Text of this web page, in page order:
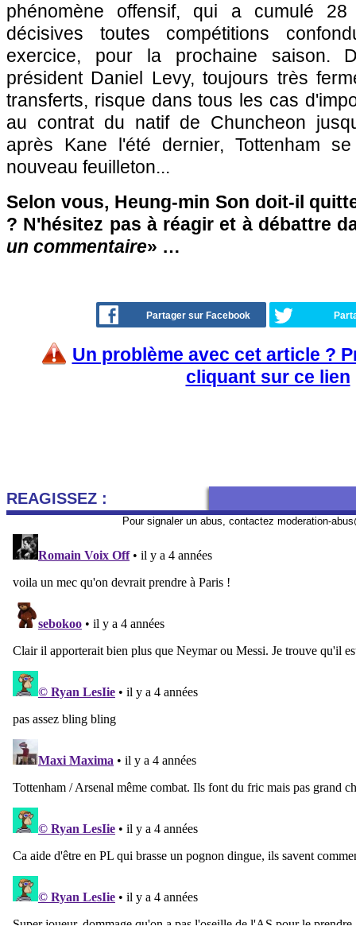
phénomène offensif, qui a cumulé
décisives toutes compétitions
exercice, pour la prochaine saison.
président Daniel Levy, toujours très
transferts, risque dans tous les cas
au contrat du natif de Chuncheon
après Kane l'été dernier, Tottenham
nouveau feuilleton...
Selon vous, Heung-min Son doit-il
? N'hésitez pas à réagir et à débattre
un commentaire» …
Partager sur Facebook
Un problème avec cet article ?
cliquant sur ce lien
REAGISSEZ :
Pour signaler un abus, contactez moderation-